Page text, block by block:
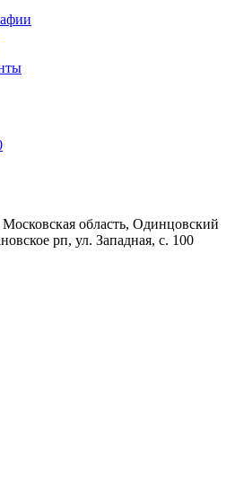
область, Одинцовский
рп, ул. Западная, с. 100